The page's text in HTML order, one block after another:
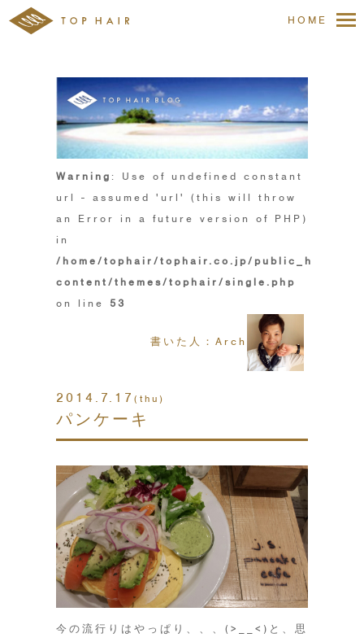
HOME
Warning : Use of undefined constant
url - assumed 'url' (this will throw
an Error in a future version of PHP)
in
/home/tophair/tophair.co.jp/public_html/
content/themes/tophair/single.php
on line 53
書いた人：Arch
2014.7.17 (thu)
パンケーキ
今の流行りはやっぱり、、、(>__<)と、思